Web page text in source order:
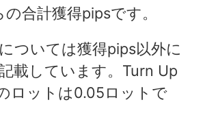
合計獲得pipsです。
ついては獲得pips以外に
載しています。Turn Up
ロットは0.05ロットで